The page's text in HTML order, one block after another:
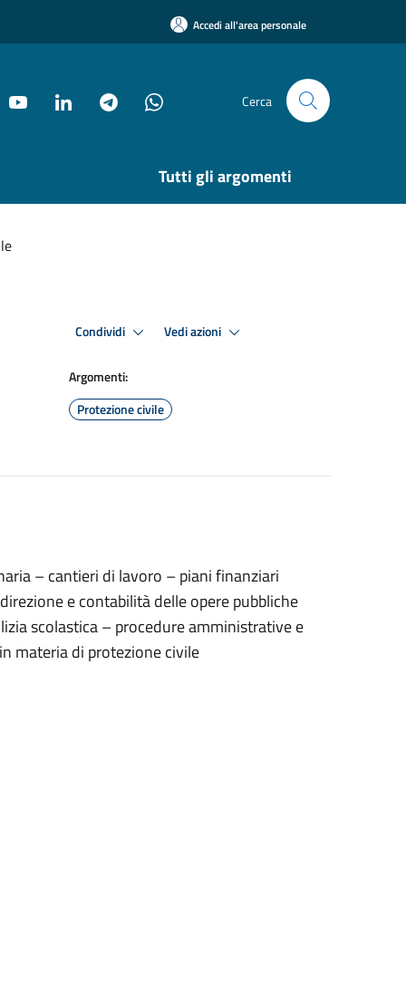
Accedi all'area personale
Cerca
Tutti gli argomenti
Condividi Vedi azioni
Argomenti:
Protezione civile
– cantieri di lavoro – piani finanziari
e contabilità delle opere pubbliche
scolastica – procedure amministrative e
materia di protezione civile